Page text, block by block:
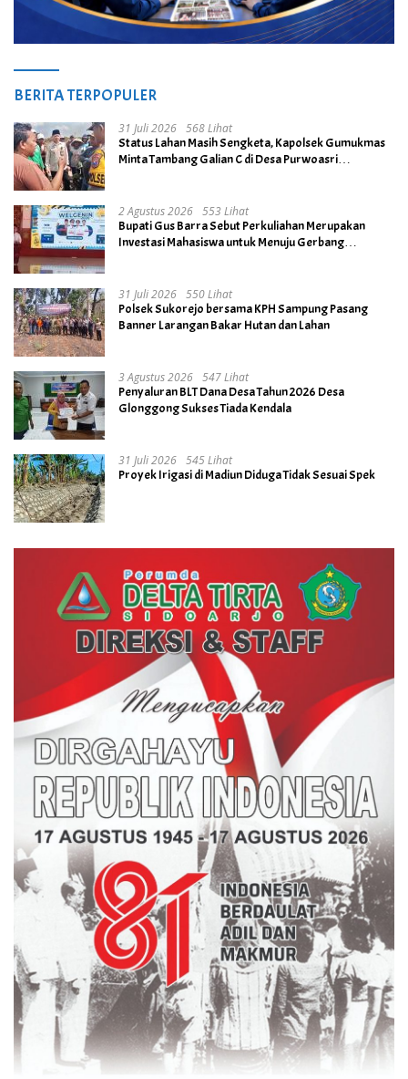
BERITA TERPOPULER
31 Juli 2026 568 Lihat
Status Lahan Masih Sengketa, Kapolsek Gumukmas
Minta Tambang Galian C di Desa Purwoasri
2 Agustus 2026 553 Lihat
Bupati Gus Barra Sebut Perkuliahan Merupakan
Investasi Mahasiswa untuk Menuju Gerbang
31 Juli 2026 550 Lihat
Polsek Sukorejo bersama KPH Sampung Pasang
Banner Larangan Bakar Hutan dan Lahan
3 Agustus 2026 547 Lihat
Penyaluran BLT Dana Desa Tahun 2026 Desa
Glonggong Sukses Tiada Kendala
31 Juli 2026 545 Lihat
Proyek Irigasi di Madiun Diduga Tidak Sesuai Spek